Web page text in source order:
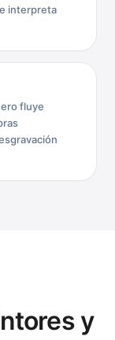
interpreta
fluye
y